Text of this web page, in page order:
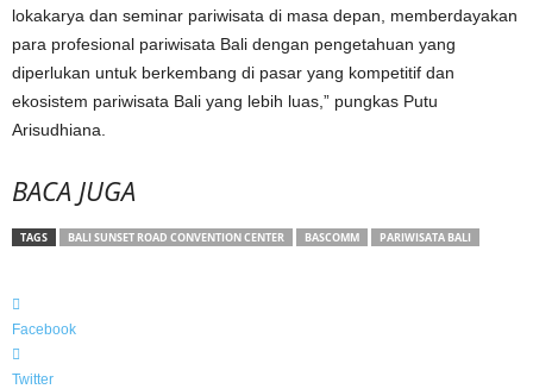
lokakarya dan seminar pariwisata di masa depan, memberdayakan
para profesional pariwisata Bali dengan pengetahuan yang
diperlukan untuk berkembang di pasar yang kompetitif dan
ekosistem pariwisata Bali yang lebih luas,” pungkas Putu
Arisudhiana.
BACA JUGA
TAGS BALI SUNSET ROAD CONVENTION CENTER BASCOMM PARIWISATA BALI
Facebook
Twitter